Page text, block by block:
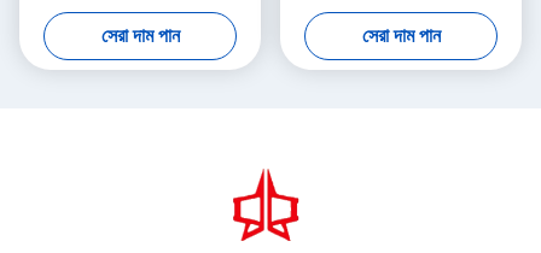
Welding Machine 5300mm
Width Double Twist Mesh
Production Equipment
সেরা দাম পান
4300mm Working Width
Servo-Driven Double Twist
Mesh Equipment
সেরা দাম পান